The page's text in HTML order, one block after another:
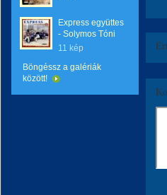
Express együttes
- Solymos Tóni
11 kép
Böngéssz a galériák
között!